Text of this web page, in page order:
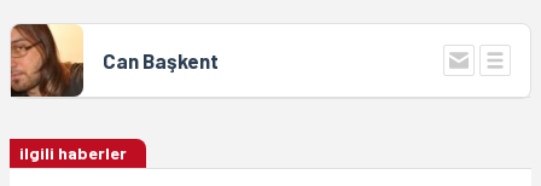
Can Başkent
ilgili haberler